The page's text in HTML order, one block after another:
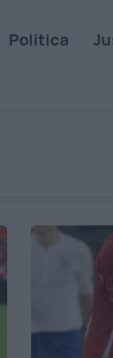
Politica